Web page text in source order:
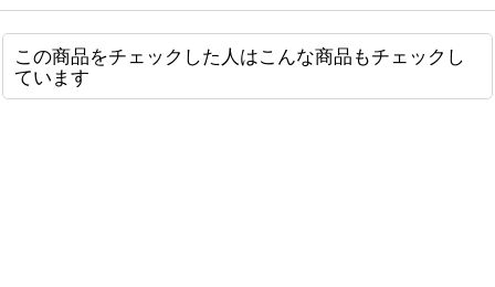
この商品をチェックした人はこんな商品もチェックし
ています